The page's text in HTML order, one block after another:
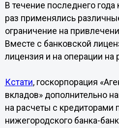
В течение последнего года
раз применялись
ограничение на
Вместе с банковской
лицензия и на операции на
Кстати, госкорпорация
вкладов» дополнительно
на расчеты с кредиторами
нижегородского банка-